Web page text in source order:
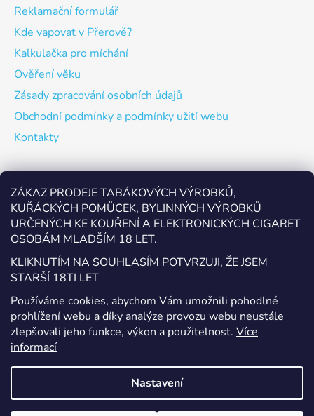
ZÁKAZ PRODEJE TABÁKOVÝCH VÝROBKŮ,
KUŘÁCKÝCH POMŮCEK, BYLINNÝCH VÝROBKŮ
URČENÝCH KE KOUŘENÍ A ELEKTRONICKÝCH CIGARET
OSOBÁM MLADŠÍM 18 LET.
KLIKNUTÍM NA SOUHLASÍM POTVRZUJI, ŽE JSEM
STARŠÍ 18TI LET
Používáme cookies, abychom Vám umožnili pohodlné
prohlížení webu a díky analýze provozu webu neustále
zlepšovali jeho funkce, výkon a použitelnost. Více
informací
Nastavení
Reklamační formulář
Kde vapovat v Přerově?
Kalkulačka pro míchání
Ověření věku
Zásady zpracování osobních údajů
Obchodní podmínky a podmínky užití webu
Kontakty
Odebírat newsletter
Vložte svůj e-mail a my vám budeme zasílat informace o
nových produktech na našem e-shopu.
E-mail
Vložením e-mailu souhlasíte s
podmínkami ochrany
osobních údajů
PŘIHLÁSIT SE